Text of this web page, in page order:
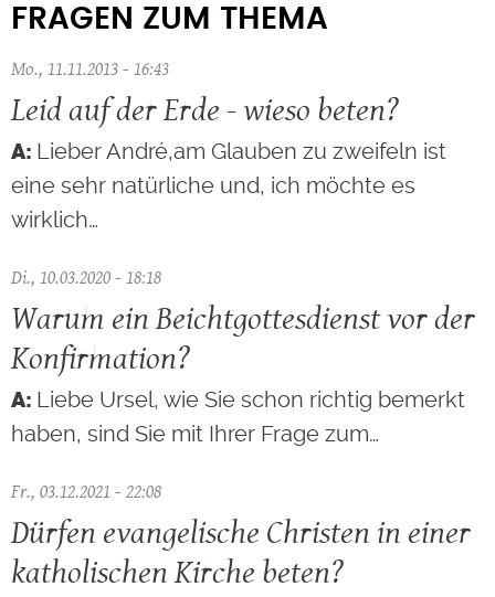
FRAGEN ZUM THEMA
Mo., 11.11.2013 - 16:43
Leid auf der Erde - wieso beten?
Lieber André,am Glauben zu zweifeln ist
eine sehr natürliche und, ich möchte es
wirklich…
Di., 10.03.2020 - 18:18
Warum ein Beichtgottesdienst vor der
Konfirmation?
Liebe Ursel, wie Sie schon richtig bemerkt
haben, sind Sie mit Ihrer Frage zum…
Fr., 03.12.2021 - 22:08
Dürfen evangelische Christen in einer
katholischen Kirche beten?